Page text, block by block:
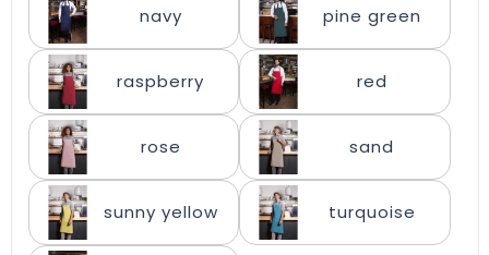
Gehoorbescherming
Schoenentassen
Schoudertassen
Sporttassen
Strandtassen
Toilettassen
Medailles en prijzen
Nekwarmers
Hoofdbanden
Caps, hoeden en mutsen
Yoga en sportmatten
navy pine green
raspberry red
rose sand
sunny yellow turquoise